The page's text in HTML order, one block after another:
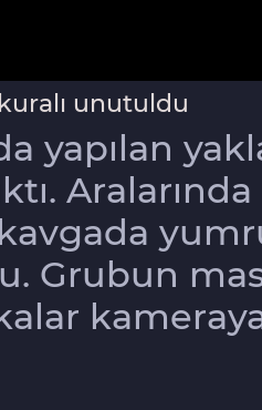
unutuldu
yapılan
Aralarında
Grubun
kameraya